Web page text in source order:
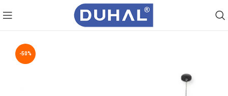
-50%